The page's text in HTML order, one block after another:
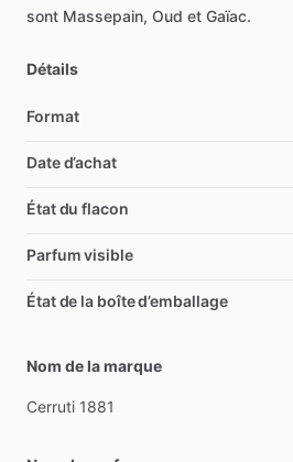
sont Massepain, Oud et Gaïac.
Détails
Format
Date d’achat
État du flacon
Parfum visible
État de la boîte d’emballage
Nom de la marque
Cerruti 1881